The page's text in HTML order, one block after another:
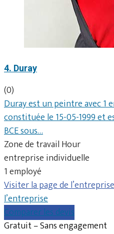
4. Duray
(0)
Duray est un peintre avec 1
constituée le 15-05-1999 et
BCE sous…
Zone de travail Hour
entreprise individuelle
1 employé
Visiter la page de
l’entreprise
Comparer les devis
Gratuit – Sans engagement